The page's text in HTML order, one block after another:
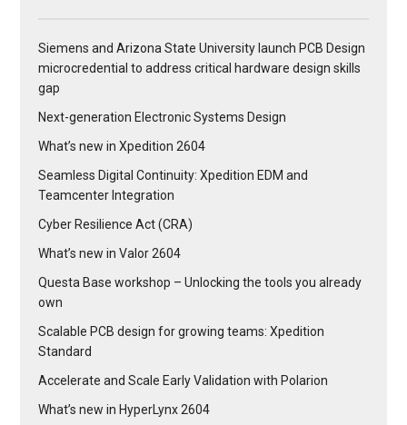
Siemens and Arizona State University launch PCB Design
microcredential to address critical hardware design skills
gap
Next-generation Electronic Systems Design
What’s new in Xpedition 2604
Seamless Digital Continuity: Xpedition EDM and
Teamcenter Integration
Cyber Resilience Act (CRA)
What’s new in Valor 2604
Questa Base workshop – Unlocking the tools you already
own
Scalable PCB design for growing teams: Xpedition
Standard
Accelerate and Scale Early Validation with Polarion
What’s new in HyperLynx 2604